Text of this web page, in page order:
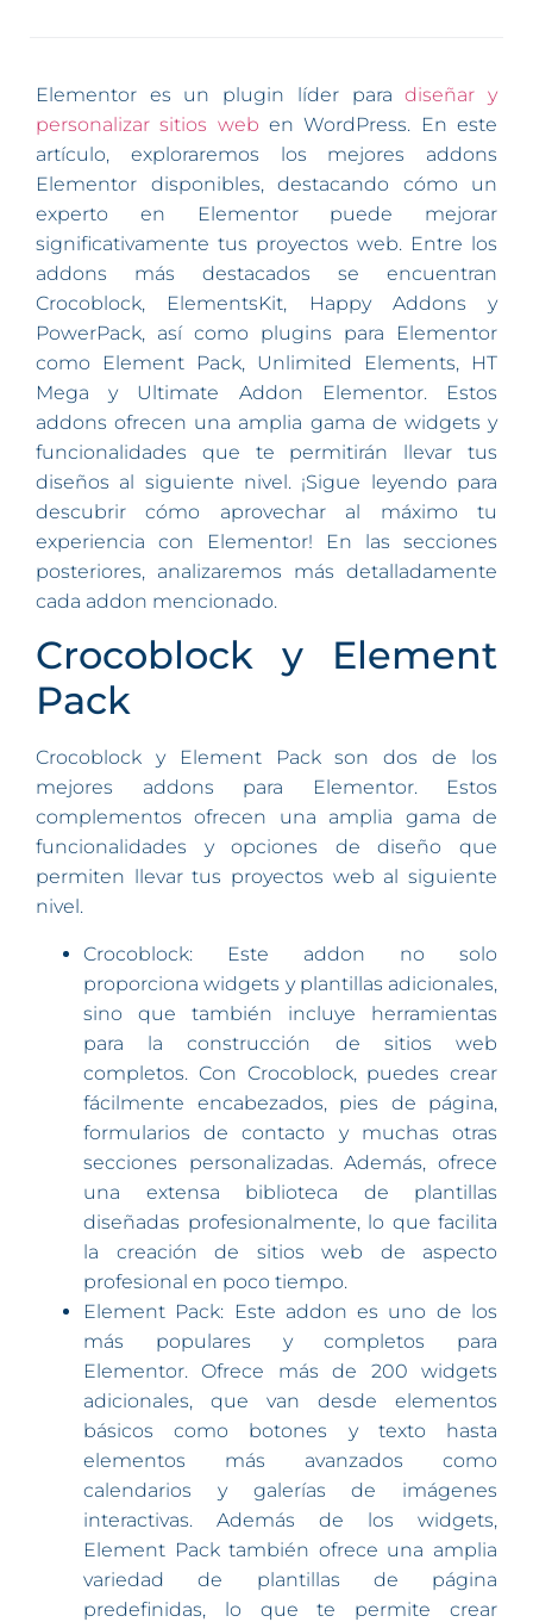
Elementor es un plugin líder paradiseñar y
personalizar sitios web en WordPress. En este
artículo, exploraremos los mejores addons
Elementor disponibles, destacando cómo un
experto en Elementor puede mejorar
significativamente tus proyectos web. Entre los
addons más destacados se encuentran
Crocoblock, ElementsKit, Happy Addons y
PowerPack, así como plugins para Elementor
como Element Pack, Unlimited Elements, HT
Mega y Ultimate Addon Elementor. Estos
addons ofrecen una amplia gama de widgets y
funcionalidades que te permitirán llevar tus
diseños al siguiente nivel. ¡Sigue leyendo para
descubrir cómo aprovechar al máximo tu
experiencia con Elementor! En las secciones
posteriores, analizaremos más detalladamente
cada addon mencionado.
Crocoblock y Element
Pack
Crocoblock y Element Pack son dos de los
mejores addons para Elementor. Estos
complementos ofrecen una amplia gama de
funcionalidades y opciones de diseño que
permiten llevar tus proyectos web al siguiente
nivel.
Crocoblock: Este addon no solo
proporciona widgets y plantillas adicionales,
sino que también incluye herramientas
para la construcción de sitios web
completos. Con Crocoblock, puedes crear
fácilmente encabezados, pies de página,
formularios de contacto y muchas otras
secciones personalizadas. Además, ofrece
una extensa biblioteca de plantillas
diseñadas profesionalmente, lo que facilita
la creación de sitios web de aspecto
profesional en poco tiempo.
Element Pack: Este addon es uno de los
más populares y completos para
Elementor. Ofrece más de 200 widgets
adicionales, que van desde elementos
básicos como botones y texto hasta
elementos más avanzados como
calendarios y galerías de imágenes
interactivas. Además de los widgets,
Element Pack también ofrece una amplia
variedad de plantillas de página
predefinidas, lo que te permite crear